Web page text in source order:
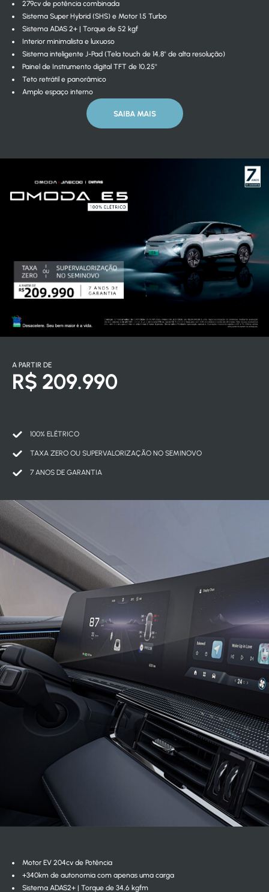
279cv de potência combinada
Sistema Super Hybrid (SHS) e Motor 1.5 Turbo
Sistema ADAS 2+ | Torque de 52 kgf
Interior minimalista e luxuoso
Sistema inteligente J-Pad (Tela touch de 14,8'' de alta resolução)
Painel de Instrumento digital TFT de 10,25''
Teto retrátil e panorâmico
Amplo espaço interno
SAIBA MAIS
A PARTIR DE
R$ 209.990
100% ELÉTRICO
TAXA ZERO OU SUPERVALORIZAÇÃO NO SEMINOVO
7 ANOS DE GARANTIA
Motor EV 204cv de Potência
+340km de autonomia com apenas uma carga
Sistema ADAS2+ | Torque de 34,6 kgfm